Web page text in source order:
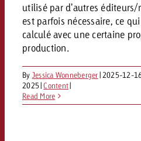
utilisé par d'autres éditeurs/
est parfois nécessaire, ce
calculé avec une certaine
production.
By Jessica Wonneberger| 2025-12-
2025|Content|
Read More